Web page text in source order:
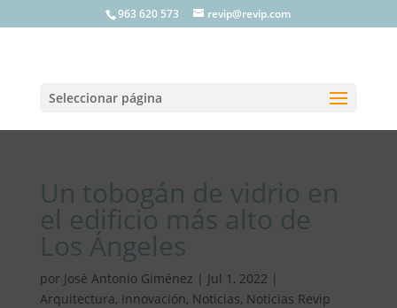
963 620 573 revip@revip.com
Seleccionar página
Un tobogán de vidrio en
el edificio más alto de
Los Ángeles
por José Antonio Giménez | Jul 1, 2022 |
Arquitectura, Innovación, Noticias, Noticias Revip